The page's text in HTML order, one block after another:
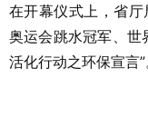
在开幕仪式上，省
奥运会跳水冠军、世
活化行动之环保宣言”